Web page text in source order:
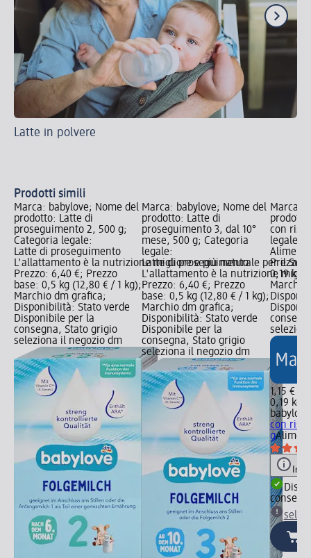
Latte in polvere
Prodotti simili
Marca: babylove; Nome del
prodotto: Latte di
proseguimento 2, 500 g;
Categoria legale:
Latte di proseguimento
L'allattamento è la nutrizione migliore e più naturale per il Suo
Prezzo: 6,40 €; Prezzo
base: 0,5 kg (12,80 € / 1 kg);
Marchio dm grafica;
Disponibilità: Stato verde
Disponibile per la
consegna, Stato grigio
seleziona il negozio dm
Marca: babylove; Nome del
prodotto: Latte di
proseguimento 3, dal 10°
mese, 500 g; Categoria
legale:
Latte di proseguimento
L'allattamento è la nutrizione
Prezzo: 6,40 €; Prezzo
base: 0,5 kg (12,80 € / 1 kg);
Marchio dm grafica;
Disponibilità: Stato verde
Disponibile per la
consegna, Stato grigio
seleziona il negozio dm
Marca:
con
legale:
Prezzo:
0,19 kg
Marchio
1,15 €
0,19 kg
babylove
con riso,
g